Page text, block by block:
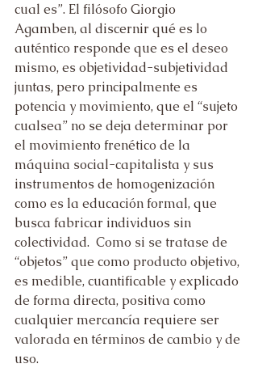
cual es”. El filósofo Giorgio
Agamben, al discernir qué es lo
auténtico responde que es el deseo
mismo, es objetividad-subjetividad
juntas, pero principalmente es
potencia y movimiento, que el “sujeto
cualsea” no se deja determinar por
el movimiento frenético de la
máquina social-capitalista y sus
instrumentos de homogenización
como es la educación formal, que
busca fabricar individuos sin
colectividad.  Como si se tratase de
“objetos” que como producto objetivo,
es medible, cuantificable y explicado
de forma directa, positiva como
cualquier mercancía requiere ser
valorada en términos de cambio y de
uso.